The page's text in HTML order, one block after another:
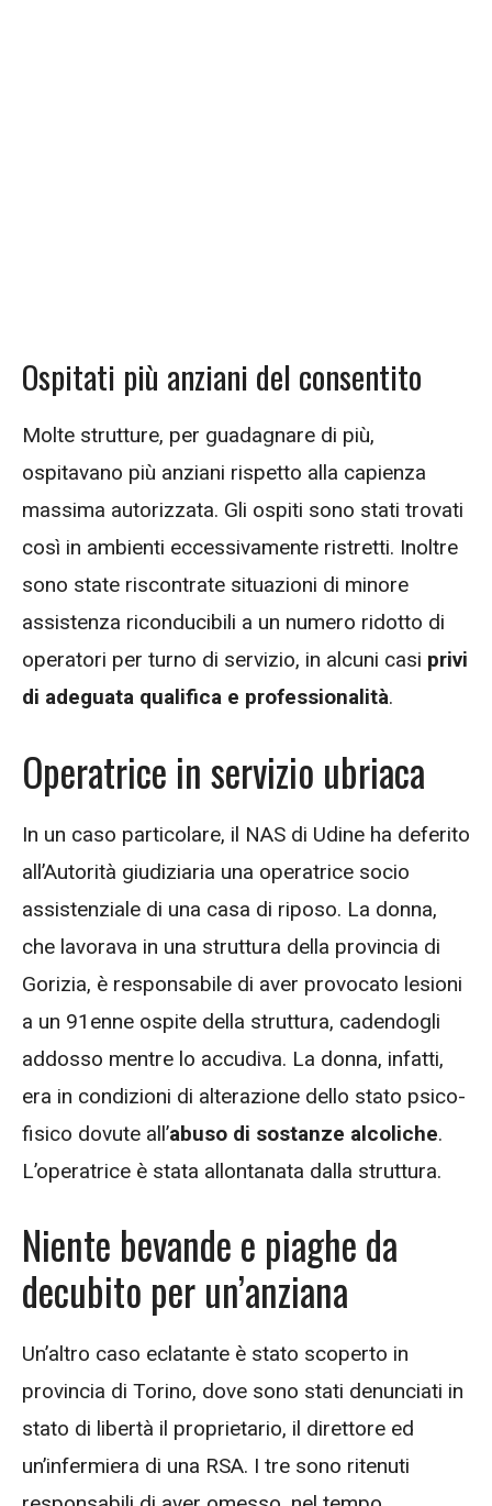
Ospitati più anziani del consentito
Molte strutture, per guadagnare di più,
ospitavano più anziani rispetto alla capienza
massima autorizzata. Gli ospiti sono stati trovati
così in ambienti eccessivamente ristretti. Inoltre
sono state riscontrate situazioni di minore
assistenza riconducibili a un numero ridotto di
operatori per turno di servizio, in alcuni casi privi
di adeguata qualifica e professionalità.
Operatrice in servizio ubriaca
In un caso particolare, il NAS di Udine ha deferito
all’Autorità giudiziaria una operatrice socio
assistenziale di una casa di riposo. La donna,
che lavorava in una struttura della provincia di
Gorizia, è responsabile di aver provocato lesioni
a un 91enne ospite della struttura, cadendogli
addosso mentre lo accudiva. La donna, infatti,
era in condizioni di alterazione dello stato psico-
fisico dovute all’abuso di sostanze alcoliche.
L’operatrice è stata allontanata dalla struttura.
Niente bevande e piaghe da
decubito per un’anziana
Un’altro caso eclatante è stato scoperto in
provincia di Torino, dove sono stati denunciati in
stato di libertà il proprietario, il direttore ed
un’infermiera di una RSA. I tre sono ritenuti